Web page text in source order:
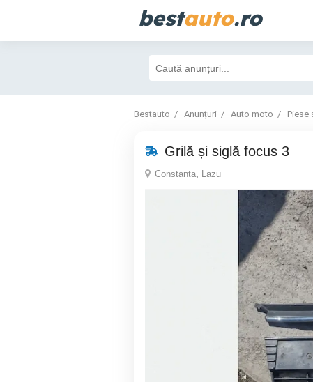
bestauto.ro
Bestauto Anunțuri Auto moto Piese
Grilă și siglă focus 3
Constanta, Lazu